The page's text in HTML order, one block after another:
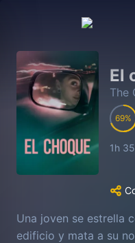
El
The
69
1h
Una joven se estrella
edificio y mata a su